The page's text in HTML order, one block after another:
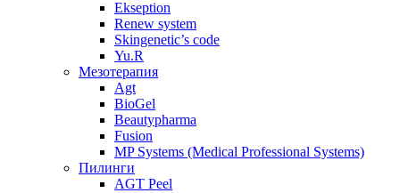
Ekseption
Renew system
Skingenetic’s code
Yu.R
Мезотерапия
Agt
BioGel
Beautypharma
Fusion
MP Systems (Medical Professional Systems)
Пилинги
AGT Peel